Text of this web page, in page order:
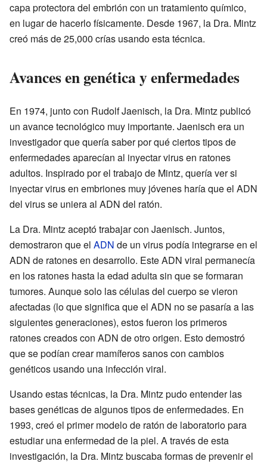
capa protectora del embrión con un tratamiento químico,
en lugar de hacerlo físicamente. Desde 1967, la Dra. Mintz
creó más de 25,000 crías usando esta técnica.
Avances en genética y enfermedades
En 1974, junto con Rudolf Jaenisch, la Dra. Mintz publicó
un avance tecnológico muy importante. Jaenisch era un
investigador que quería saber por qué ciertos tipos de
enfermedades aparecían al inyectar virus en ratones
adultos. Inspirado por el trabajo de Mintz, quería ver si
inyectar virus en embriones muy jóvenes haría que el ADN
del virus se uniera al ADN del ratón.
La Dra. Mintz aceptó trabajar con Jaenisch. Juntos,
demostraron que el ADN de un virus podía integrarse en el
ADN de ratones en desarrollo. Este ADN viral permanecía
en los ratones hasta la edad adulta sin que se formaran
tumores. Aunque solo las células del cuerpo se vieron
afectadas (lo que significa que el ADN no se pasaría a las
siguientes generaciones), estos fueron los primeros
ratones creados con ADN de otro origen. Esto demostró
que se podían crear mamíferos sanos con cambios
genéticos usando una infección viral.
Usando estas técnicas, la Dra. Mintz pudo entender las
bases genéticas de algunos tipos de enfermedades. En
1993, creó el primer modelo de ratón de laboratorio para
estudiar una enfermedad de la piel. A través de esta
investigación, la Dra. Mintz buscaba formas de prevenir el